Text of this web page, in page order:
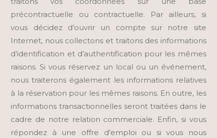
précontractuelle ou contractuelle. Par ailleurs, si
vous décidez d’ouvrir un compte sur notre site
Internet, nous collectons et traitons des informations
d’identification et d’authentification pour les mêmes
raisons. Si vous réservez un local ou un événement,
nous traiterons également les informations relatives
à la réservation pour les mêmes raisons. En outre, les
informations transactionnelles seront traitées dans le
cadre de notre relation commerciale. Enfin, si vous
répondez à une offre d’emploi ou si vous nous